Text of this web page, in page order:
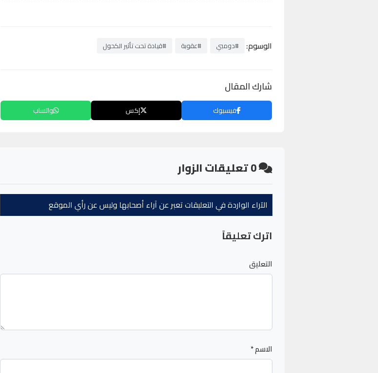
الوسوم: #دومبي #عقوبة #قيادة تحت تأثير الكحول
شارك المقال
فيسبوك إكس واتساب
0تعليقات الزوار
الآراء الواردة في التعليقات تعبر عن آراء أصحابها وليس عن رأي الموقع
اترك تعليقاً
التعليق
الاسم*